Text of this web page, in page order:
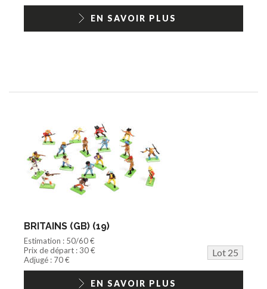
EN SAVOIR PLUS
BRITAINS (GB) (19)
Estimation : 50/60 €
Prix de départ : 30 €
Lot 25
Adjugé : 70 €
EN SAVOIR PLUS